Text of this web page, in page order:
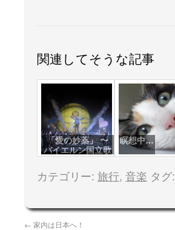
関連してそうな記事
「愛の妙薬」 〜
バイエルン国立歌
劇場
瞑想中…
カテゴリー: 旅行, 音楽 タグ:
← 家内は日本へ！